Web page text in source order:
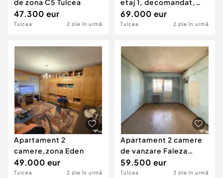
de zona C5 Tulcea
47.300 eur
Tulcea 2 zile în urmă
etaj 1, decomandat,
62MP
69.000 eur
Tulcea 2 zile în urmă
Apartament 2
camere,zona Eden
49.000 eur
Tulcea 2 zile în urmă
Apartament 2 camere
de vanzare Faleza
Tulcea/ Balcon 14mp...
59.500 eur
Tulcea 3 zile în urmă